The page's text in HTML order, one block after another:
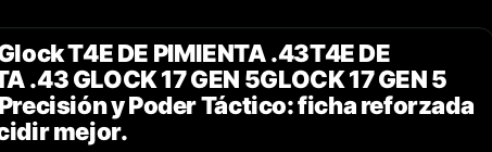
T4E DE PIMIENTA .43T4E DE
.43 GLOCK 17 GEN 5GLOCK 17 GEN 5
y Poder Táctico: ficha reforzada
mejor.